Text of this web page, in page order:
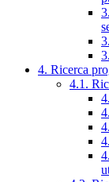
4. Ricerca
4.1.